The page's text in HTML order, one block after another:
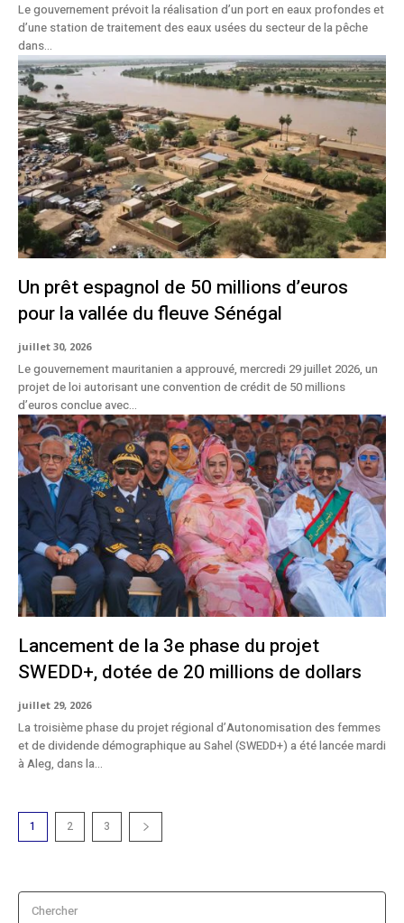
Le gouvernement prévoit la réalisation d’un port en eaux profondes et
d’une station de traitement des eaux usées du secteur de la pêche
dans...
Un prêt espagnol de 50 millions d’euros
pour la vallée du fleuve Sénégal
juillet 30, 2026
Le gouvernement mauritanien a approuvé, mercredi 29 juillet 2026, un
projet de loi autorisant une convention de crédit de 50 millions
d’euros conclue avec...
Lancement de la 3e phase du projet
SWEDD+, dotée de 20 millions de dollars
juillet 29, 2026
La troisième phase du projet régional d’Autonomisation des femmes
et de dividende démographique au Sahel (SWEDD+) a été lancée mardi
à Aleg, dans la...
1 2 3
Chercher